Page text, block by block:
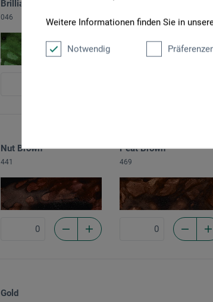
Weitere Informationen finden Sie in
Notwendig
Brilliant Green
046
Nut Brown
441
Peat Brown
469
Gold